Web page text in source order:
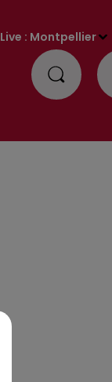
Live : Montpellier